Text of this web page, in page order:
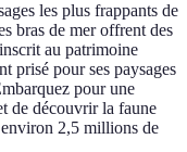
les plus frappants de
bras de mer offrent des
au patrimoine
prisé pour ses paysages
pour une
de découvrir la faune
2,5 millions de